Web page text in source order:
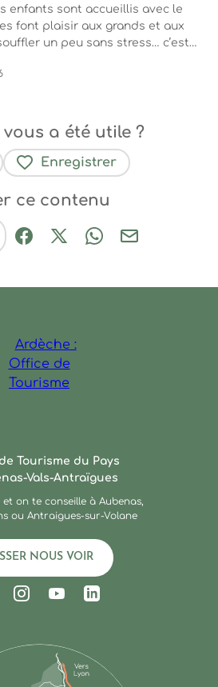
enfants sont accueillis avec le
font plaisir aux grands et aux
un peu sans stress… c’est
repas en famille plus doux, plus
a été utile ?
Enregistrer
ce contenu
Partager sur Facebook
Partager sur X / Twitter
Partager sur
Partager par
Tourisme du Pays
Vals-Antraïgues
on te conseille à Aubenas,
ou Antraigues-sur-Volane
NOUS VOIR
nous sur Facebook
Suivez-nous sur Instagram
Suivez-nous sur
Suivez-nous sur